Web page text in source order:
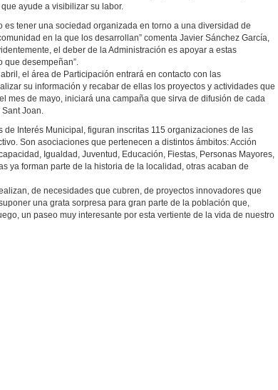
ayude a visibilizar su labor.
es tener una sociedad organizada en torno a una diversidad de
en la que los desarrollan” comenta Javier Sánchez García,
el deber de la Administración es apoyar a estas
que desempeñan”.
el área de Participación entrará en contacto con las
su información y recabar de ellas los proyectos y actividades que
mes de mayo, iniciará una campaña que sirva de difusión de cada
Joan.
Interés Municipal, figuran inscritas 115 organizaciones de las
Son asociaciones que pertenecen a distintos ámbitos: Acción
Igualdad, Juventud, Educación, Fiestas, Personas Mayores,
ya forman parte de la historia de la localidad, otras acaban de
de necesidades que cubren, de proyectos innovadores que
una grata sorpresa para gran parte de la población que,
un paseo muy interesante por esta vertiente de la vida de nuestro